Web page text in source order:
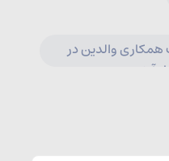
همکاری والدین در